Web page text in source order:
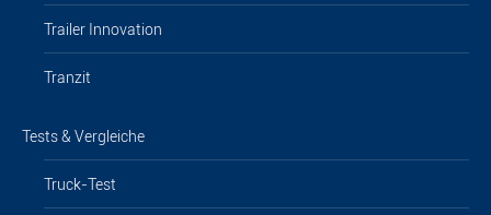
Trailer Innovation
Tranzit
Tests & Vergleiche
Truck-Test